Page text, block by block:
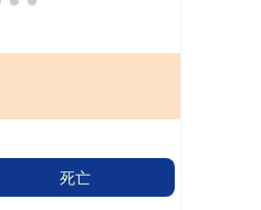
死亡